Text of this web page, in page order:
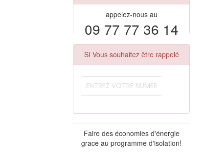
appelez-nous au
09 77 77 36 14
SI Vous souhaitez être rappelé
Faire des économies d'énergie
grace au programme d'isolation!